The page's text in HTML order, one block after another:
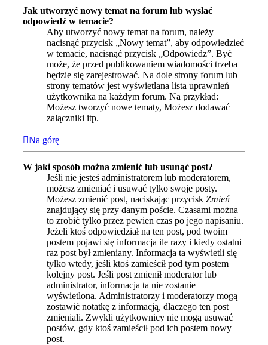
Jak utworzyć nowy temat na forum lub wysłać
odpowiedź w temacie?
Aby utworzyć nowy temat na forum, należy
nacisnąć przycisk „Nowy temat”, aby odpowiedzieć
w temacie, nacisnąć przycisk „Odpowiedz”. Być
może, że przed publikowaniem wiadomości trzeba
będzie się zarejestrować. Na dole strony forum lub
strony tematów jest wyświetlana lista uprawnień
użytkownika na każdym forum. Na przykład:
Możesz tworzyć nowe tematy, Możesz dodawać
załączniki itp.
Na górę
W jaki sposób można zmienić lub usunąć post?
Jeśli nie jesteś administratorem lub moderatorem,
możesz zmieniać i usuwać tylko swoje posty.
Możesz zmienić post, naciskając przycisk Zmień
znajdujący się przy danym poście. Czasami można
to zrobić tylko przez pewien czas po jego napisaniu.
Jeżeli ktoś odpowiedział na ten post, pod twoim
postem pojawi się informacja ile razy i kiedy ostatni
raz post był zmieniany. Informacja ta wyświetli się
tylko wtedy, jeśli ktoś zamieścił pod tym postem
kolejny post. Jeśli post zmienił moderator lub
administrator, informacja ta nie zostanie
wyświetlona. Administratorzy i moderatorzy mogą
zostawić notatkę z informacją, dlaczego ten post
zmieniali. Zwykli użytkownicy nie mogą usuwać
postów, gdy ktoś zamieścił pod ich postem nowy
post.